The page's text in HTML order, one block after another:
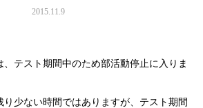
2015.11.9
テスト期間中のため部活動停止に入りま
り少ない時間ではありますが、テスト期間